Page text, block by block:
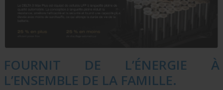
FOURNIT DE L’ÉNERGIE À
L’ENSEMBLE DE LA FAMILLE.